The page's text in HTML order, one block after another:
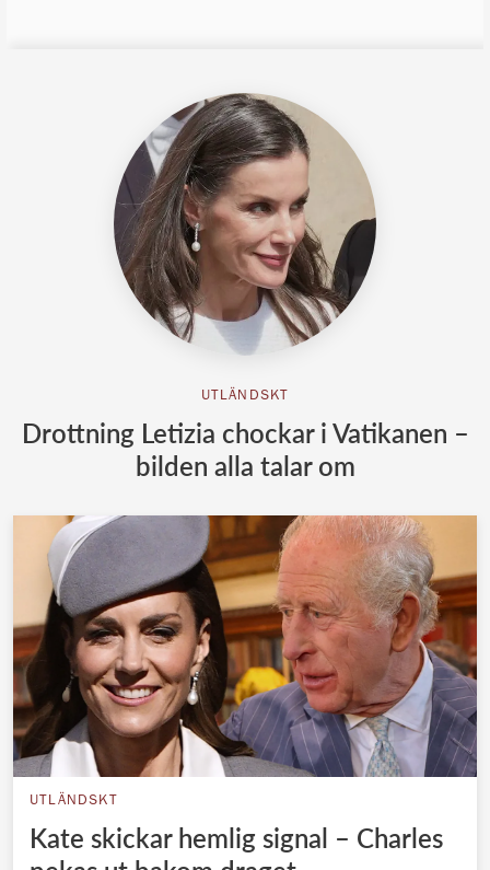
UTLÄNDSKT
Drottning Letizia chockar i Vatikanen –
bilden alla talar om
UTLÄNDSKT
Kate skickar hemlig signal – Charles